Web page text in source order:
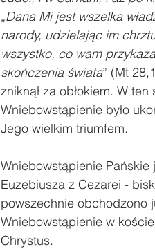
„Dana Mi jest wszelka
narody, udzielając im
wszystko, co wam
skończenia świata” (Mt
zniknął za obłokiem. W
Wniebowstąpienie było
Jego wielkim triumfem.
Wniebowstąpienie
Euzebiusza z Cezarei -
powszechnie obchodzono
Wniebowstąpienie w
Chrystus.